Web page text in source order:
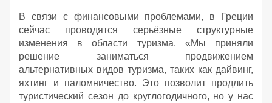
В связи с финансовыми проблемами, в Греции
сейчас проводятся серьёзные структурные
изменения в области туризма. «Мы приняли
решение заниматься продвижением
альтернативных видов туризма, таких как дайвинг,
яхтинг и паломничество. Это позволит продлить
туристический сезон до круглогодичного, но у нас